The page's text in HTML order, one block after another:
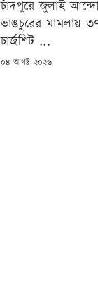
চাঁদপুরে জুলাই
ভাঙচুরের মামলায়
চার্জশিট ...
POSTED
০৪ আগষ্ট ২০২৬